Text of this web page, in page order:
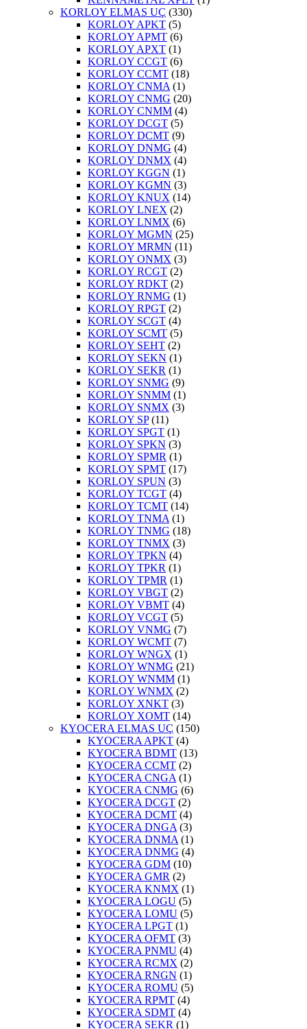
KORLOY ELMAS UÇ (330)
KORLOY APKT (5)
KORLOY APMT (6)
KORLOY APXT (1)
KORLOY CCGT (6)
KORLOY CCMT (18)
KORLOY CNMA (1)
KORLOY CNMG (20)
KORLOY CNMM (4)
KORLOY DCGT (5)
KORLOY DCMT (9)
KORLOY DNMG (4)
KORLOY DNMX (4)
KORLOY KGGN (1)
KORLOY KGMN (3)
KORLOY KNUX (14)
KORLOY LNEX (2)
KORLOY LNMX (6)
KORLOY MGMN (25)
KORLOY MRMN (11)
KORLOY ONMX (3)
KORLOY RCGT (2)
KORLOY RDKT (2)
KORLOY RNMG (1)
KORLOY RPGT (2)
KORLOY SCGT (4)
KORLOY SCMT (5)
KORLOY SEHT (2)
KORLOY SEKN (1)
KORLOY SEKR (1)
KORLOY SNMG (9)
KORLOY SNMM (1)
KORLOY SNMX (3)
KORLOY SP(11)
KORLOY SPGT (1)
KORLOY SPKN (3)
KORLOY SPMR (1)
KORLOY SPMT (17)
KORLOY SPUN (3)
KORLOY TCGT (4)
KORLOY TCMT (14)
KORLOY TNMA (1)
KORLOY TNMG (18)
KORLOY TNMX (3)
KORLOY TPKN (4)
KORLOY TPKR (1)
KORLOY TPMR (1)
KORLOY VBGT (2)
KORLOY VBMT (4)
KORLOY VCGT (5)
KORLOY VNMG (7)
KORLOY WCMT (7)
KORLOY WNGX (1)
KORLOY WNMG (21)
KORLOY WNMM (1)
KORLOY WNMX (2)
KORLOY XNKT (3)
KORLOY XOMT (14)
KYOCERA ELMAS UÇ (150)
KYOCERA APKT (4)
KYOCERA BDMT (13)
KYOCERA CCMT (2)
KYOCERA CNGA (1)
KYOCERA CNMG (6)
KYOCERA DCGT (2)
KYOCERA DCMT (4)
KYOCERA DNGA (3)
KYOCERA DNMA (1)
KYOCERA DNMG (4)
KYOCERA GDM (10)
KYOCERA GMR (2)
KYOCERA KNMX (1)
KYOCERA LOGU (5)
KYOCERA LOMU (5)
KYOCERA LPGT (1)
KYOCERA OFMT (3)
KYOCERA PNMU (4)
KYOCERA RCMX (2)
KYOCERA RNGN (1)
KYOCERA ROMU (5)
KYOCERA RPMT (4)
KYOCERA SDMT (4)
KYOCERA SEKR (1)